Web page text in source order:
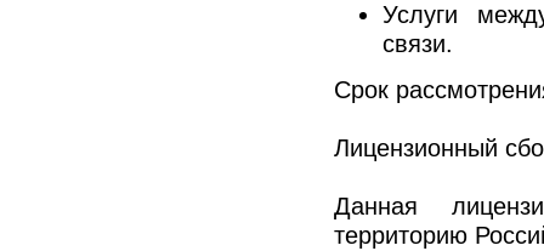
Услуги
связи.
Срок
Лицензионный
Данная
территорию